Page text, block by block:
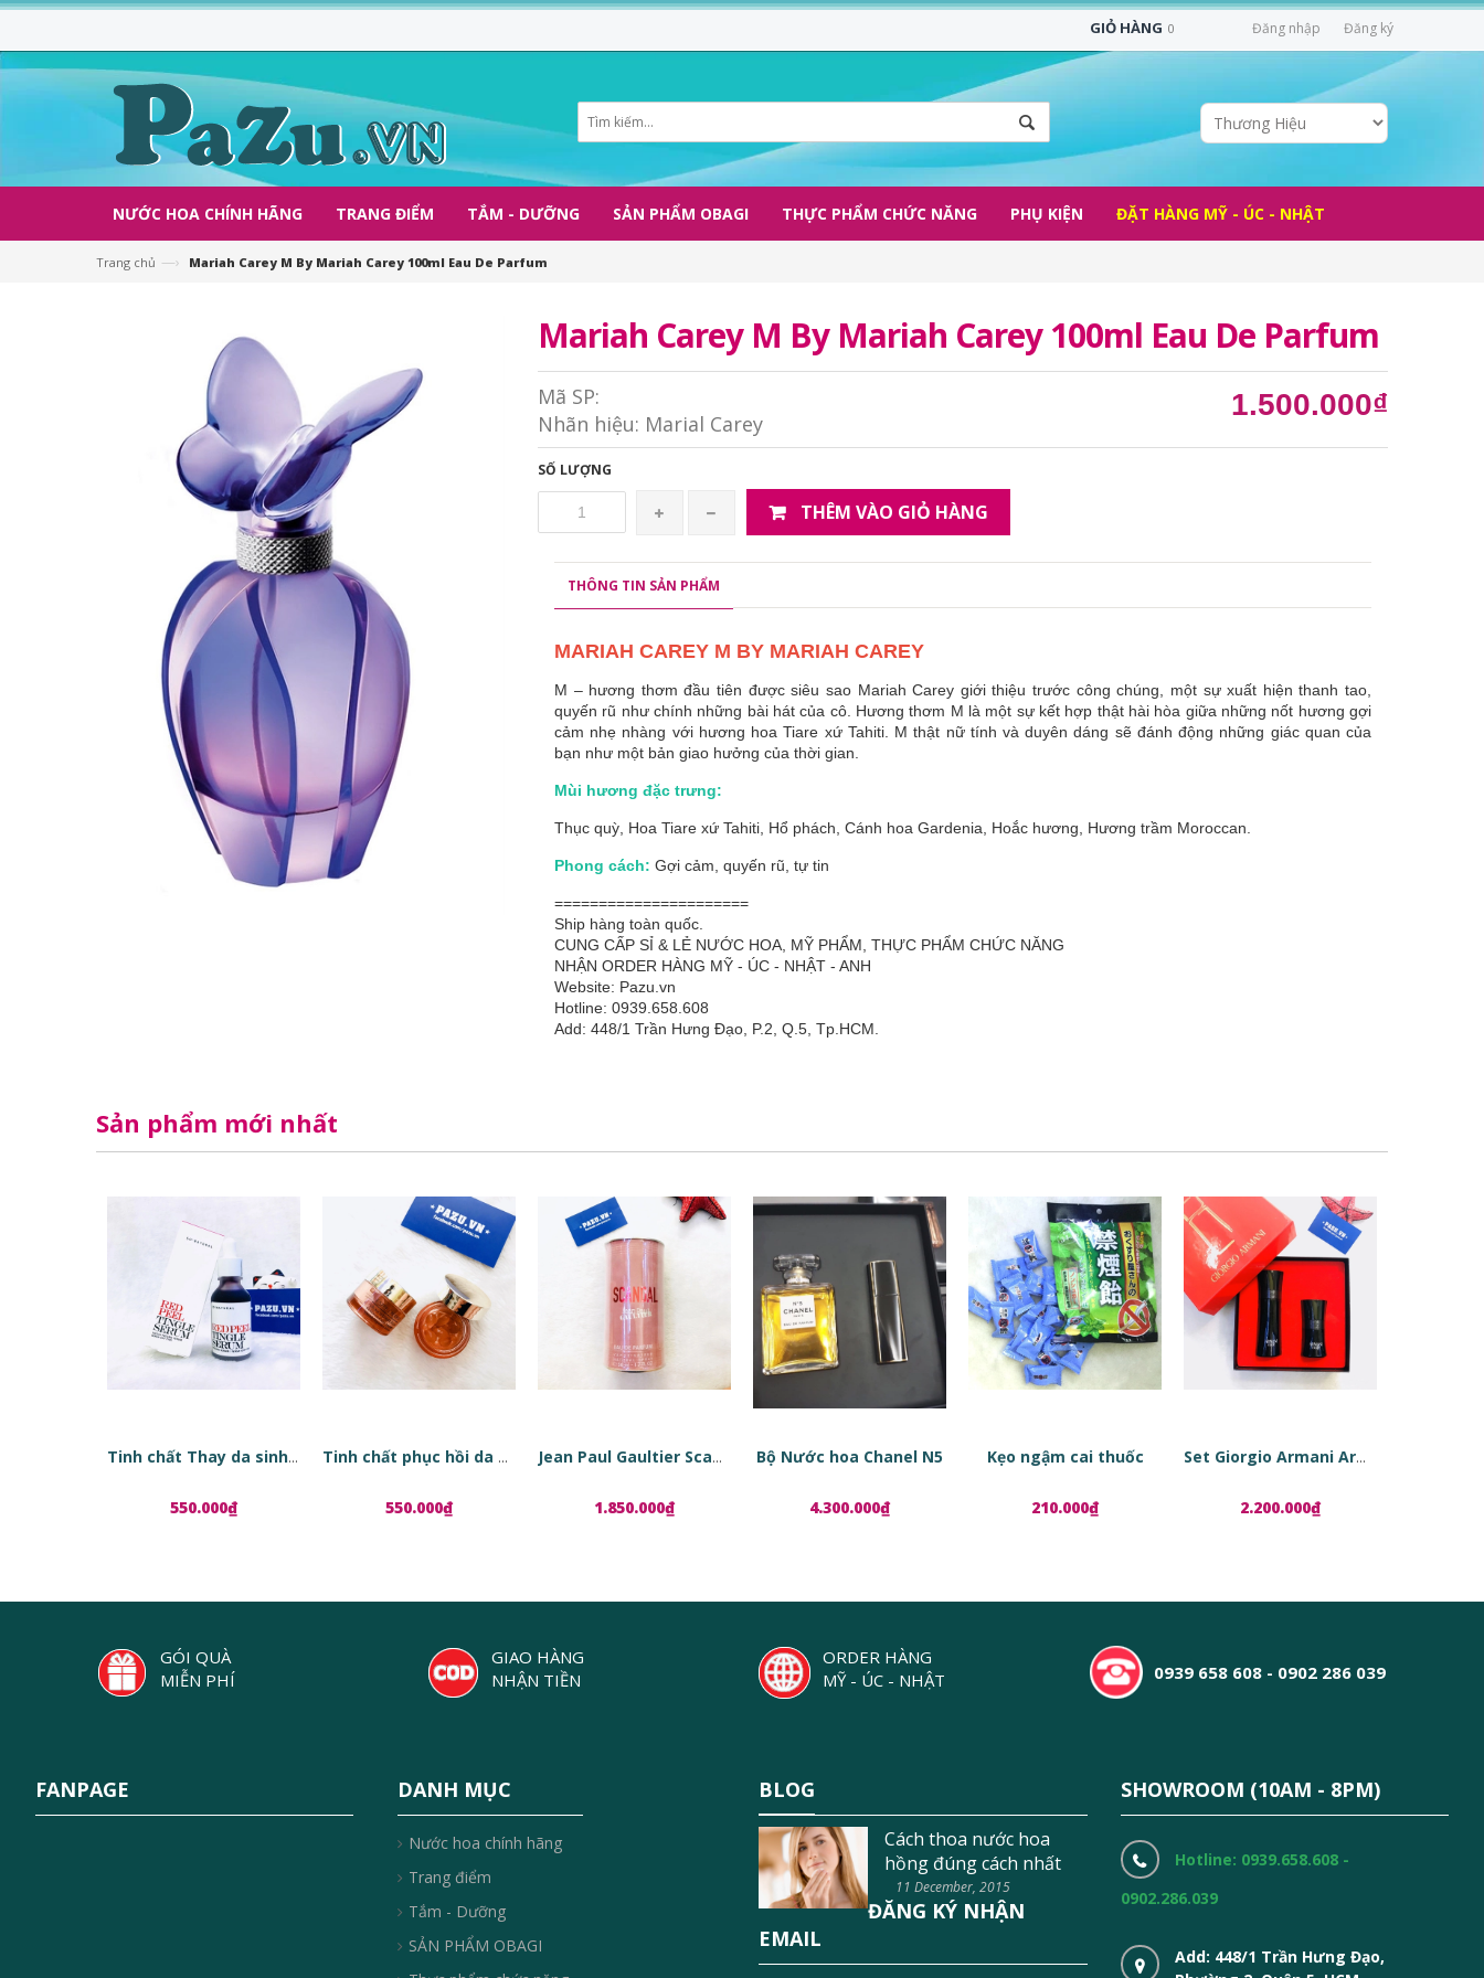
Đăng nhập Đăng ký
GIỎ HÀNG 0
NƯỚC HOA CHÍNH HÃNG TRANG ĐIỂM TẮM - DƯỠNG SẢN PHẨM OBAGI THỰC PHẨM CHỨC NĂNG PHỤ KIỆN ĐẶT HÀNG MỸ - ÚC - NHẬT
Trang chủ —› Mariah Carey M By Mariah Carey 100ml Eau De Parfum
Mariah Carey M By Mariah Carey 100ml Eau De Parfum
Mã SP:
Nhãn hiệu: Marial Carey
1.500.000₫
SỐ LƯỢNG
THÊM VÀO GIỎ HÀNG
THÔNG TIN SẢN PHẨM
MARIAH CAREY M BY MARIAH CAREY
M – hương thơm đầu tiên được siêu sao Mariah Carey giới thiệu trước công chúng, một sự xuất hiện thanh tao,
quyến rũ như chính những bài hát của cô. Hương thơm M là một sự kết hợp thật hài hòa giữa những nốt hương gợi
cảm nhẹ nhàng với hương hoa Tiare xứ Tahiti. M thật nữ tính và duyên dáng sẽ đánh động những giác quan của
bạn như một bản giao hưởng của thời gian.
Mùi hương đặc trưng:
Thục quỳ, Hoa Tiare xứ Tahiti, Hổ phách, Cánh hoa Gardenia, Hoắc hương, Hương trầm Moroccan.
Phong cách: Gợi cảm, quyến rũ, tự tin
======================
Ship hàng toàn quốc.
CUNG CẤP SỈ & LẺ NƯỚC HOA, MỸ PHẨM, THỰC PHẨM CHỨC NĂNG
NHẬN ORDER HÀNG MỸ - ÚC - NHẬT - ANH
Website: Pazu.vn
Hotline: 0939.658.608
Add: 448/1 Trần Hưng Đạo, P.2, Q.5, Tp.HCM.
Sản phẩm mới nhất
Tinh chất Thay da sinh học Red Peel Tingle Serum
550.000₫
Tinh chất phục hồi da dạng viên nang Estée Lauder Advanced Night Repair Ampoules
550.000₫
Jean Paul Gaultier Scandal EDP
1.850.000₫
Bộ Nước hoa Chanel N5
4.300.000₫
Kẹo ngậm cai thuốc
210.000₫
Set Giorgio Armani Armani Code
2.200.000₫
GÓI QUÀ
MIỄN PHÍ
GIAO HÀNG
NHẬN TIỀN
ORDER HÀNG
MỸ - ÚC - NHẬT
0939 658 608 - 0902 286 039
FANPAGE DANH MỤC
Nước hoa chính hãng
Trang điểm
Tắm - Dưỡng
SẢN PHẨM OBAGI
BLOG
Cách thoa nước hoa
hồng đúng cách nhất
11 December, 2015
ĐĂNG KÝ NHẬN
EMAIL
SHOWROOM (10AM - 8PM)
Hotline: 0939.658.608 -
0902.286.039
Add: 448/1 Trần Hưng Đạo,